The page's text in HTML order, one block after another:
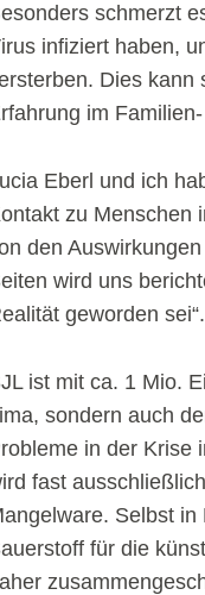
schmerzt
infiziert haben,
Dies kann
im
Eberl und ich
zu Menschen
den
wird uns
geworden sei“.
ist mit ca. 1 Mio.
sondern auch
in der Krise
fast
Selbst
für die